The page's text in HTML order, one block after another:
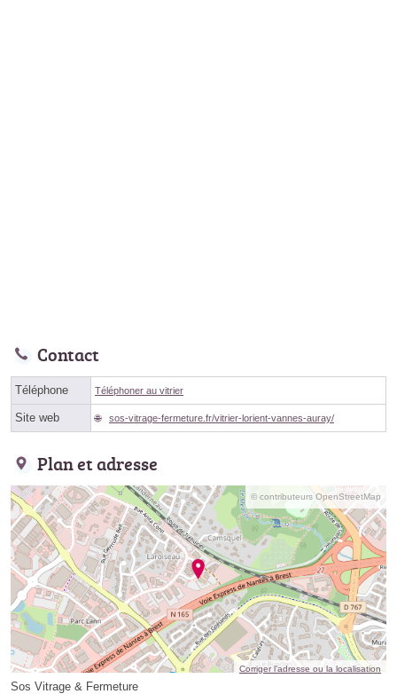
Contact
Téléphone Téléphoner au vitrier
Site web sos-vitrage-fermeture.fr/vitrier-lorient-vannes-auray/
Plan et adresse
© contributeurs OpenStreetMap
Corriger l’adresse ou la localisation
Sos Vitrage & Fermeture